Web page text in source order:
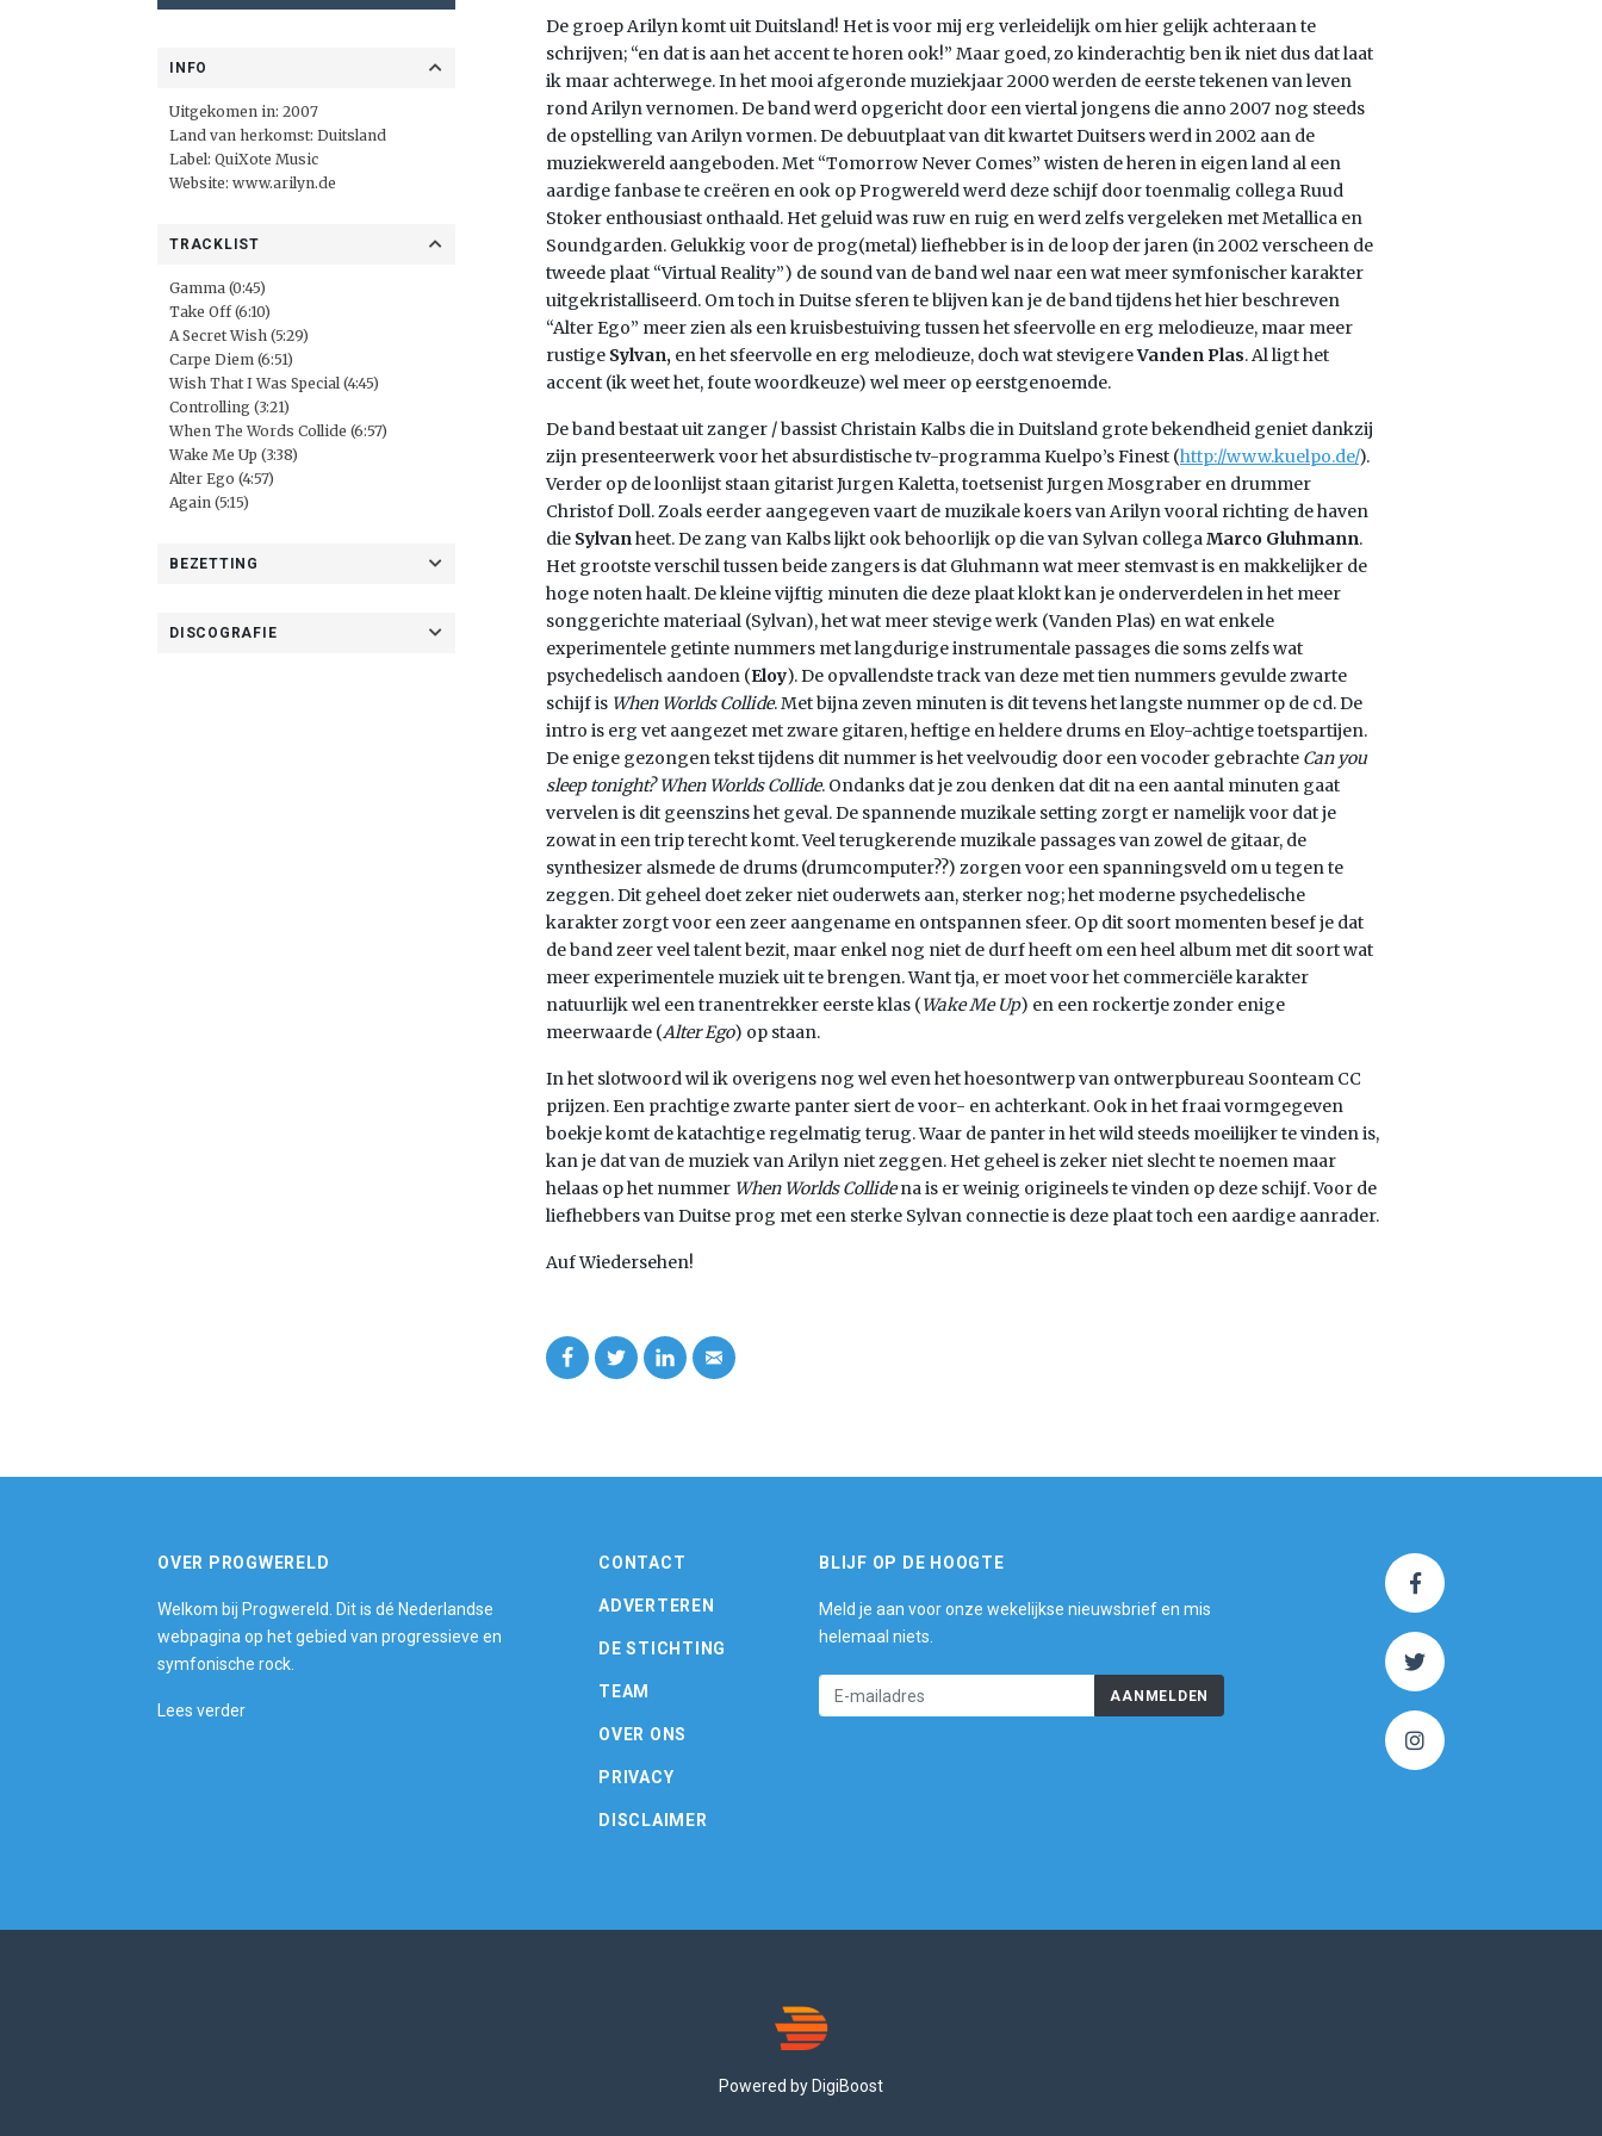
INFO
Uitgekomen in: 2007
Land van herkomst: Duitsland
Label: QuiXote Music
Website: www.arilyn.de
TRACKLIST
Gamma (0:45)
Take Off (6:10)
A Secret Wish (5:29)
Carpe Diem (6:51)
Wish That I Was Special (4:45)
Controlling (3:21)
When The Words Collide (6:57)
Wake Me Up (3:38)
Alter Ego (4:57)
Again (5:15)
BEZETTING
DISCOGRAFIE
De groep Arilyn komt uit Duitsland! Het is voor mij erg verleidelijk om hier gelijk achteraan te
schrijven; “en dat is aan het accent te horen ook!” Maar goed, zo kinderachtig ben ik niet dus dat laat
ik maar achterwege. In het mooi afgeronde muziekjaar 2000 werden de eerste tekenen van leven
rond Arilyn vernomen. De band werd opgericht door een viertal jongens die anno 2007 nog steeds
de opstelling van Arilyn vormen. De debuutplaat van dit kwartet Duitsers werd in 2002 aan de
muziekwereld aangeboden. Met “Tomorrow Never Comes” wisten de heren in eigen land al een
aardige fanbase te creëren en ook op Progwereld werd deze schijf door toenmalig collega Ruud
Stoker enthousiast onthaald. Het geluid was ruw en ruig en werd zelfs vergeleken met Metallica en
Soundgarden. Gelukkig voor de prog(metal) liefhebber is in de loop der jaren (in 2002 verscheen de
tweede plaat “Virtual Reality”) de sound van de band wel naar een wat meer symfonischer karakter
uitgekristalliseerd. Om toch in Duitse sferen te blijven kan je de band tijdens het hier beschreven
“Alter Ego” meer zien als een kruisbestuiving tussen het sfeervolle en erg melodieuze, maar meer
rustige Sylvan, en het sfeervolle en erg melodieuze, doch wat stevigereVanden Plas. Al ligt het
accent (ik weet het, foute woordkeuze) wel meer op eerstgenoemde.
De band bestaat uit zanger / bassist Christain Kalbs die in Duitsland grote bekendheid geniet dankzij
zijn presenteerwerk voor het absurdistische tv-programma Kuelpo’s Finest (http://www.kuelpo.de/).
Verder op de loonlijst staan gitarist Jurgen Kaletta, toetsenist Jurgen Mosgraber en drummer
Christof Doll. Zoals eerder aangegeven vaart de muzikale koers van Arilyn vooral richting de haven
die Sylvanheet. De zang van Kalbs lijkt ook behoorlijk op die van Sylvan collegaMarco Gluhmann.
Het grootste verschil tussen beide zangers is dat Gluhmann wat meer stemvast is en makkelijker de
hoge noten haalt. De kleine vijftig minuten die deze plaat klokt kan je onderverdelen in het meer
songgerichte materiaal (Sylvan), het wat meer stevige werk (Vanden Plas) en wat enkele
experimentele getinte nummers met langdurige instrumentale passages die soms zelfs wat
psychedelisch aandoen (Eloy). De opvallendste track van deze met tien nummers gevulde zwarte
schijf is When Worlds Collide. Met bijna zeven minuten is dit tevens het langste nummer op de cd. De
intro is erg vet aangezet met zware gitaren, heftige en heldere drums en Eloy-achtige toetspartijen.
De enige gezongen tekst tijdens dit nummer is het veelvoudig door een vocoder gebrachte Can you
sleep tonight? When Worlds Collide. Ondanks dat je zou denken dat dit na een aantal minuten gaat
vervelen is dit geenszins het geval. De spannende muzikale setting zorgt er namelijk voor dat je
zowat in een trip terecht komt. Veel terugkerende muzikale passages van zowel de gitaar, de
synthesizer alsmede de drums (drumcomputer??) zorgen voor een spanningsveld om u tegen te
zeggen. Dit geheel doet zeker niet ouderwets aan, sterker nog; het moderne psychedelische
karakter zorgt voor een zeer aangename en ontspannen sfeer. Op dit soort momenten besef je dat
de band zeer veel talent bezit, maar enkel nog niet de durf heeft om een heel album met dit soort wat
meer experimentele muziek uit te brengen. Want tja, er moet voor het commerciële karakter
natuurlijk wel een tranentrekker eerste klas (Wake Me Up) en een rockertje zonder enige
meerwaarde (Alter Ego) op staan.
In het slotwoord wil ik overigens nog wel even het hoesontwerp van ontwerpbureau Soonteam CC
prijzen. Een prachtige zwarte panter siert de voor- en achterkant. Ook in het fraai vormgegeven
boekje komt de katachtige regelmatig terug. Waar de panter in het wild steeds moeilijker te vinden is,
kan je dat van de muziek van Arilyn niet zeggen. Het geheel is zeker niet slecht te noemen maar
helaas op het nummer When Worlds Collidena is er weinig origineels te vinden op deze schijf. Voor de
liefhebbers van Duitse prog met een sterke Sylvan connectie is deze plaat toch een aardige aanrader.
Auf Wiedersehen!
OVER PROGWERELD
Welkom bij Progwereld. Dit is dé Nederlandse
webpagina op het gebied van progressieve en
symfonische rock.
Lees verder
CONTACT
ADVERTEREN
DE STICHTING
TEAM
OVER ONS
PRIVACY
DISCLAIMER
BLIJF OP DE HOOGTE
Meld je aan voor onze wekelijkse nieuwsbrief en mis
helemaal niets.
AANMELDEN
Powered by DigiBoost